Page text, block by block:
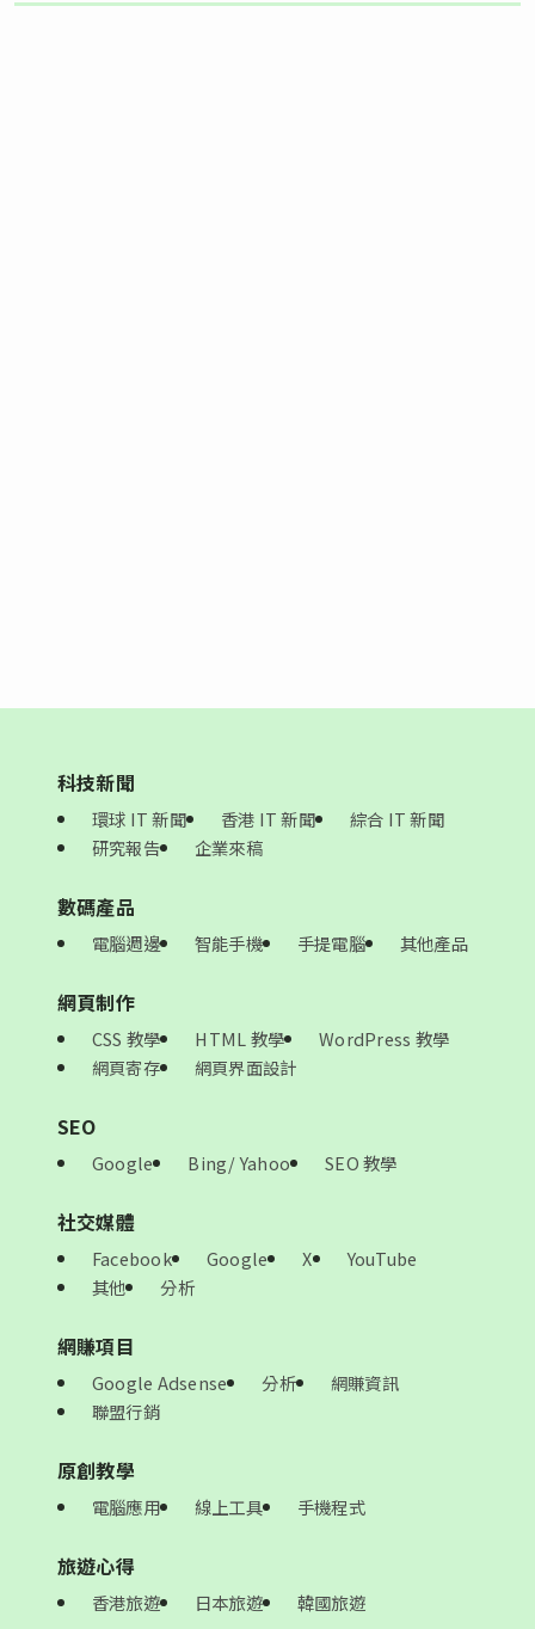
科技新聞
環球 IT 新聞 香港 IT 新聞
綜合 IT 新聞
研究報告
企業來稿
數碼產品
電腦週邊 智能手機 手提電腦 其他產品
網頁制作
CSS 教學 HTML 教學
WordPress 教學
網頁寄存
網頁界面設計
SEO
Google Bing/ Yahoo SEO 教學
社交媒體
Facebook Google X
YouTube
其他
分析
網賺項目
Google Adsense 分析
網賺資訊
聯盟行銷
原創教學
電腦應用 線上工具 手機程式
旅遊心得
香港旅遊 日本旅遊 韓國旅遊